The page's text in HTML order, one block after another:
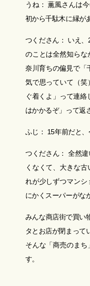
うね： 薫風さんは
初から千駄木に縁が
つくださん： いえ
のことは全然知らな
奈川育ちの偏見で「
気で思っていて（笑
ぐ着くよ」って連
はかかるぞ」って返
ふじ： 15年前だと
つくださん： 全然
くなくて、大きな
れが少しずつマン
にかくスーパーがな
みんな商店街で買い
タとお店が閉まって
そんな「商売のまち
す。